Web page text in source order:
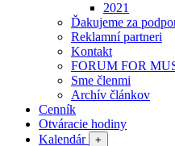
2021
Ďakujeme za
Reklamní partneri
Kontakt
FORUM FOR
Sme členmi
Archív článkov
Cenník
Otváracie hodiny
Kalendár
+